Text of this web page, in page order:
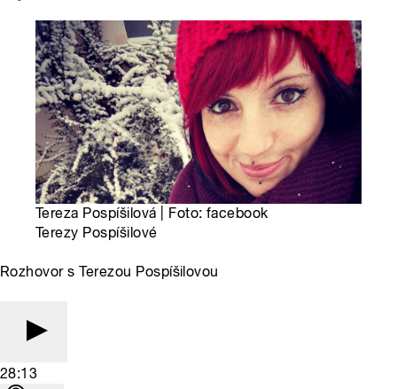
Tereza Pospíšilová | Foto: facebook
Terezy Pospíšilové
Rozhovor s Terezou Pospíšilovou
28:13